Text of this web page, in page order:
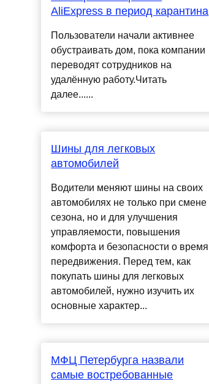
AliExpress в период карантина
Пользователи начали активнее
обустраивать дом, пока компании
переводят сотрудников на
удалённую работу.Читать
далее......
Шины для легковых
автомобилей
Водители меняют шины на своих
автомобилях не только при смене
сезона, но и для улучшения
управляемости, повышения
комфорта и безопасности о время
передвижения. Перед тем, как
покупать шины для легковых
автомобилей, нужно изучить их
основные характер...
МФЦ Петербурга назвали
самые востребованные